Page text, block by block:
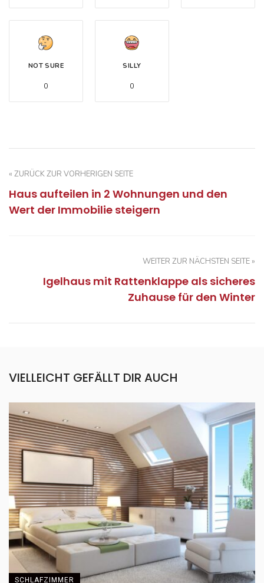
NOT SURE
0
SILLY
0
« ZURÜCK ZUR VORHERIGEN SEITE
Haus aufteilen in 2 Wohnungen und den
Wert der Immobilie steigern
WEITER ZUR NÄCHSTEN SEITE »
Igelhaus mit Rattenklappe als sicheres
Zuhause für den Winter
VIELLEICHT GEFÄLLT DIR AUCH
SCHLAFZIMMER